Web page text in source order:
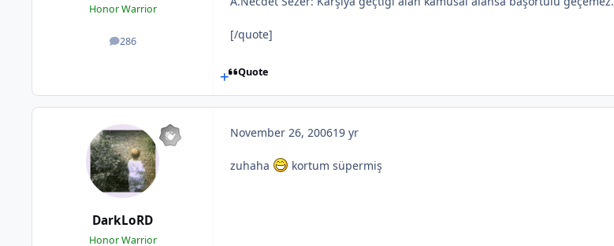
Honor Warrior
286
posts
[/quote]
Quote
DarkLoRD
Honor Warrior
November 26, 200619 yr
zuhaha kortum süpermiş